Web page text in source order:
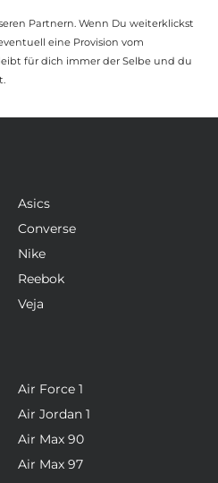
Partnern. Wenn Du weiterklickst
eine Provision vom
für dich immer der Selbe und du
Asics
Converse
Nike
Reebok
Veja
Air Force 1
Air Jordan 1
Air Max 90
Air Max 97